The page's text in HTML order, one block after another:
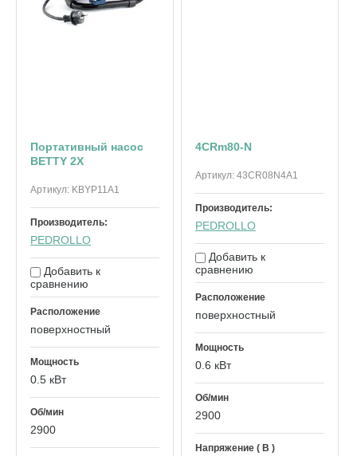
Портативный насос
BETTY 2X
Артикул: KBYP11A1
Производитель:
PEDROLLO
Добавить к
сравнению
Расположение
поверхностный
Мощность
0.5 кВт
Об/мин
2900
4CRm80-N
Артикул:43CR08N4A1
Производитель:
PEDROLLO
Добавить к
сравнению
Расположение
поверхностный
Мощность
0.6 кВт
Об/мин
2900
Напряжение ( В )